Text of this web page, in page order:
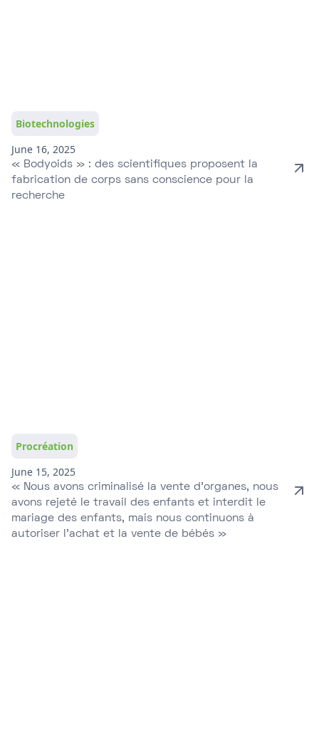
Biotechnologies
June 16, 2025
« Bodyoids » : des scientifiques proposent la
fabrication de corps sans conscience pour la
recherche
Procréation
June 15, 2025
« Nous avons criminalisé la vente d’organes, nous
avons rejeté le travail des enfants et interdit le
mariage des enfants, mais nous continuons à
autoriser l’achat et la vente de bébés »